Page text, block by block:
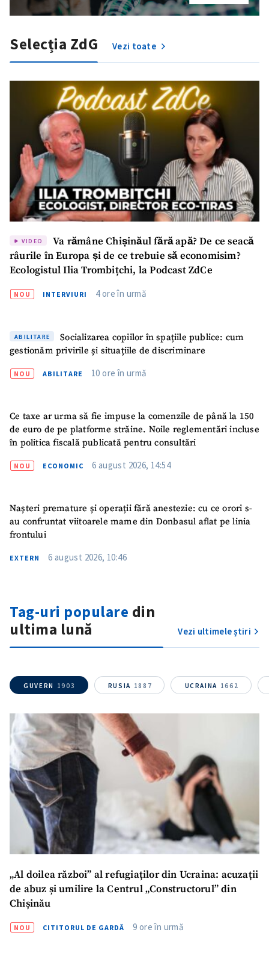
Selecția ZdG Vezi toate
VIDEO
Va rămâne Chișinăul fără apă? De ce seacă
râurile în Europa și de ce trebuie să economisim?
Ecologistul Ilia Trombițchi, la Podcast ZdCe
NOU INTERVIURI 4 ore în urmă
ABILITARE
Socializarea copiilor în spațiile publice: cum
gestionăm privirile și situațiile de discriminare
NOU ABILITARE 10 ore în urmă
Ce taxe ar urma să fie impuse la comenzile de până la 150
de euro de pe platforme străine. Noile reglementări incluse
în politica fiscală publicată pentru consultări
NOU ECONOMIC 6 august 2026, 14:54
Nașteri premature și operații fără anestezie: cu ce orori s-
au confruntat viitoarele mame din Donbasul aflat pe linia
frontului
EXTERN 6 august 2026, 10:46
Tag-uri populare din
ultima lună
Vezi ultimele știri
GUVERN 1903 RUSIA 1887 UCRAINA 1662
„Al doilea război” al refugiaților din Ucraina: acuzații
de abuz și umilire la Centrul „Constructorul” din
Chișinău
NOU CITITORUL DE GARDĂ 9 ore în urmă
Link media+ Link media
Mesajul știrei
+ Mesajul știrei
CONTACT SURSĂ
Sursă anonimă
Nume+ Numele meu